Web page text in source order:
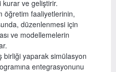
ve geliştirir.
öğretim faaliyetlerinin,
düzenlenmesi için
ve modellemelerin
birliği yaparak simülasyon
entegrasyonunu